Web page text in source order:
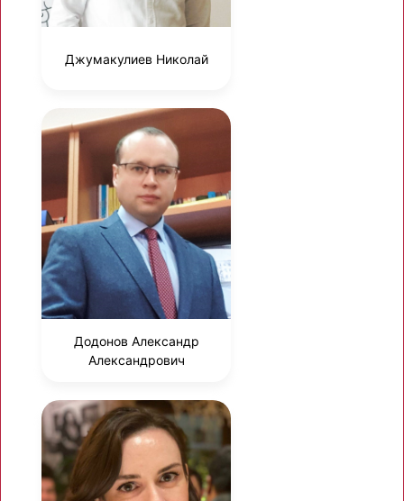
Джумакулиев Николай
Додонов Александр
Александрович